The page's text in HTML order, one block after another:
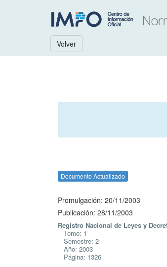
Volver
Documento Actualizado
Promulgación: 20/11/2003
Publicación: 28/11/2003
Registro Nacional de Leyes y
Tomo: 1
Semestre: 2
Año: 2003
Página: 1326